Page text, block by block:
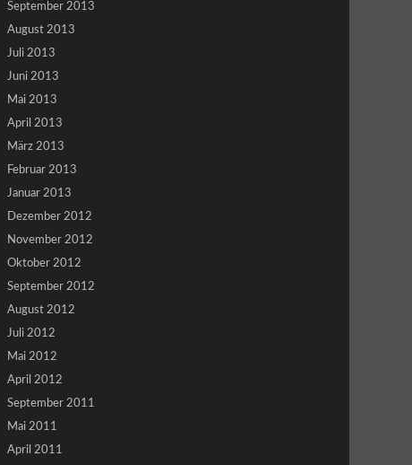
September 2013
August 2013
Juli 2013
Juni 2013
Mai 2013
April 2013
März 2013
Februar 2013
Januar 2013
Dezember 2012
November 2012
Oktober 2012
September 2012
August 2012
Juli 2012
Mai 2012
April 2012
September 2011
Mai 2011
April 2011